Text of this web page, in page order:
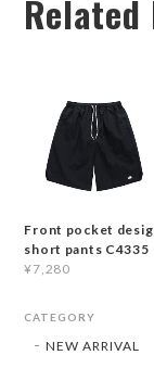
Related
Front pocket
short pants C4335
¥7,280
CATEGORY
NEW ARRIVAL